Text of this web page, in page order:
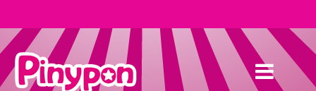
to
content